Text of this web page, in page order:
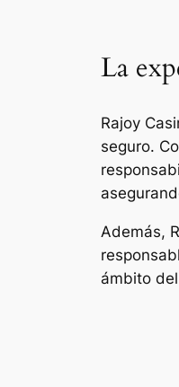
La
Rajoy
seguro.
Además,
ámbito